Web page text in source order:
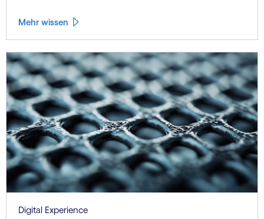
which also then make their operations sustainable, and
to take the right decisions at the right time.
Mehr wissen
Digital Experience